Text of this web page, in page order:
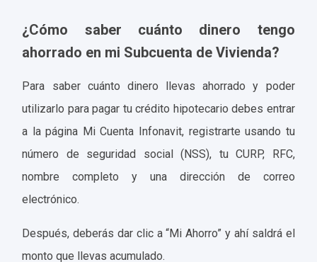
¿Cómo saber cuánto dinero tengo
ahorrado en mi Subcuenta de Vivienda?
Para saber cuánto dinero llevas ahorrado y poder
utilizarlo para pagar tu crédito hipotecario debes entrar
a la página Mi Cuenta Infonavit, registrarte usando tu
número de seguridad social (NSS), tu CURP, RFC,
nombre completo y una dirección de correo
electrónico.
Después, deberás dar clic a “Mi Ahorro” y ahí saldrá el
monto que llevas acumulado.